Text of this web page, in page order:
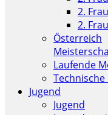
2.
2.
Österreich
Laufende
Jugend
Jugend